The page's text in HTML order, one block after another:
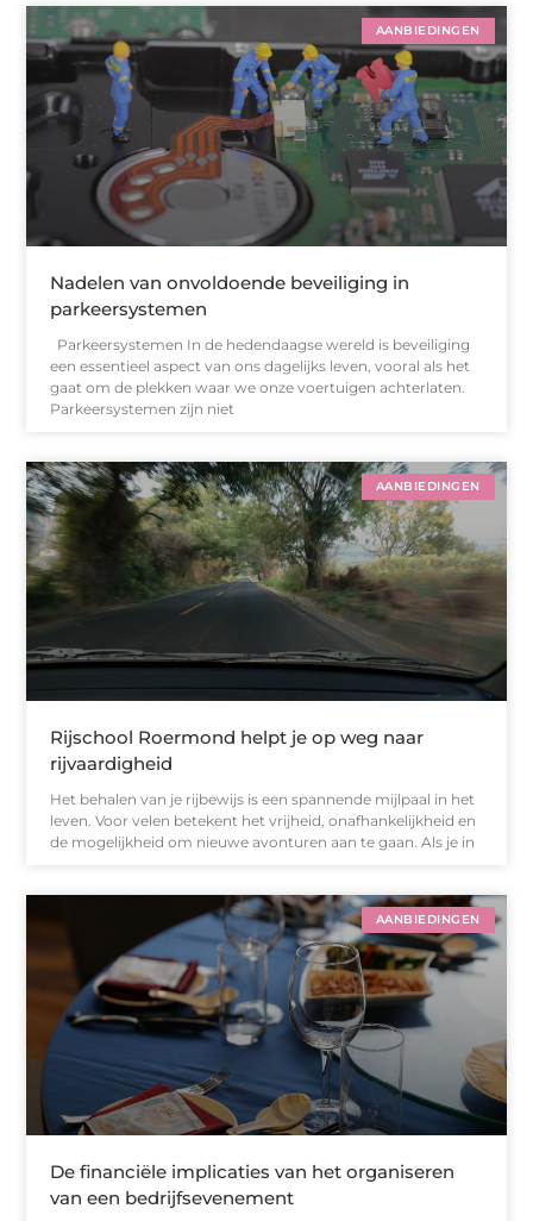
AANBIEDINGEN
Nadelen van onvoldoende beveiliging in
parkeersystemen
Parkeersystemen In de hedendaagse wereld is beveiliging
een essentieel aspect van ons dagelijks leven, vooral als het
gaat om de plekken waar we onze voertuigen achterlaten.
Parkeersystemen zijn niet
AANBIEDINGEN
Rijschool Roermond helpt je op weg naar
rijvaardigheid
Het behalen van je rijbewijs is een spannende mijlpaal in het
leven. Voor velen betekent het vrijheid, onafhankelijkheid en
de mogelijkheid om nieuwe avonturen aan te gaan. Als je in
AANBIEDINGEN
De financiële implicaties van het organiseren
van een bedrijfsevenement